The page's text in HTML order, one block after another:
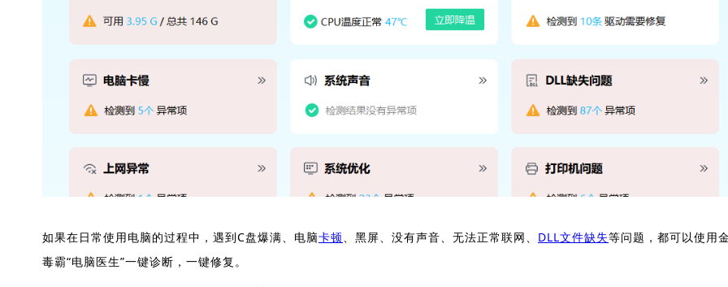
如果在日常使用电脑的过程中，遇到C盘爆满、电脑卡顿、黑屏、没有声音、无法正常联网、 DLL文件缺失等问题，都可以使用
毒霸“电脑医生”一键诊断，一键修复。